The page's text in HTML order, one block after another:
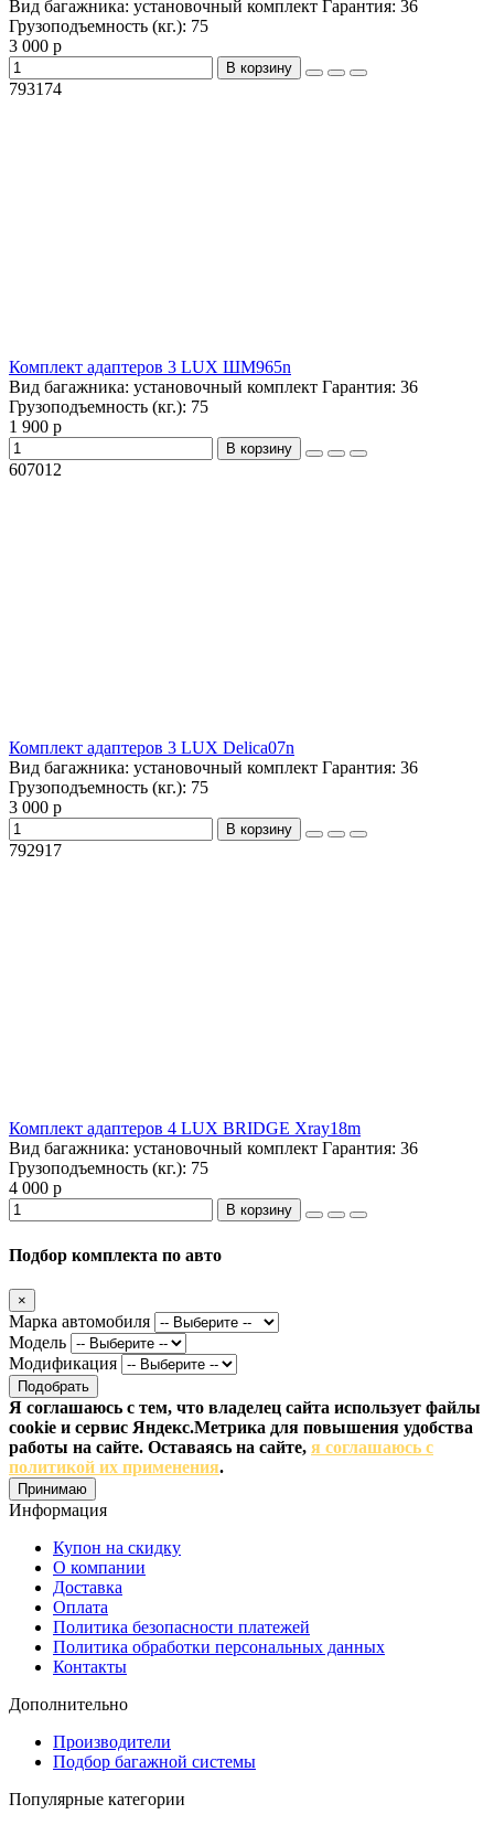
Вид багажника: установочный комплект Гарантия: 36
Грузоподъемность (кг.): 75
3 000 р
В корзину
793174
Комплект адаптеров 3 LUX ШМ965n
Вид багажника: установочный комплект Гарантия: 36
Грузоподъемность (кг.): 75
1 900 р
В корзину
607012
Комплект адаптеров 3 LUX Delica07n
Вид багажника: установочный комплект Гарантия: 36
Грузоподъемность (кг.): 75
3 000 р
В корзину
792917
Комплект адаптеров 4 LUX BRIDGE Xray18m
Вид багажника: установочный комплект Гарантия: 36
Грузоподъемность (кг.): 75
4 000 р
В корзину
Подбор комплекта по авто
×
Марка автомобиля
Модель
Модификация
Подобрать
Я соглашаюсь с тем, что владелец сайта использует файлы
cookie и сервис Яндекс.Метрика для повышения удобства
работы на сайте. Оставаясь на сайте, я соглашаюсь с
политикой их применения.
Принимаю
Информация
Купон на скидку
О компании
Доставка
Оплата
Политика безопасности платежей
Политика обработки персональных данных
Контакты
Дополнительно
Производители
Подбор багажной системы
Популярные категории